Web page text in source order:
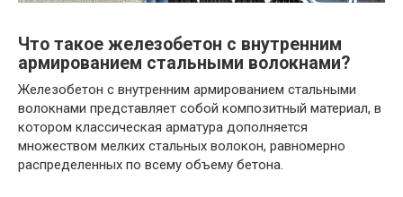
Что такое железобетон с внутренним
армированием стальными волокнами?
Железобетон с внутренним армированием стальными
волокнами представляет собой композитный материал, в
котором классическая арматура дополняется
множеством мелких стальных волокон, равномерно
распределенных по всему объему бетона.